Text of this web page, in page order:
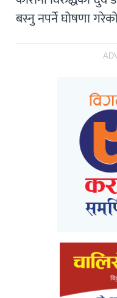
बस्नु नपर्ने घोषणा